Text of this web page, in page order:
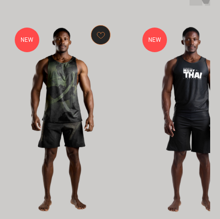
NEW NEW
ООО "БАРРАКУДА"
ИНН: 3702198396
ОГРН 1183702008489
политика
конфиденциальности
Помощь покупателю
БАРРАКУДА